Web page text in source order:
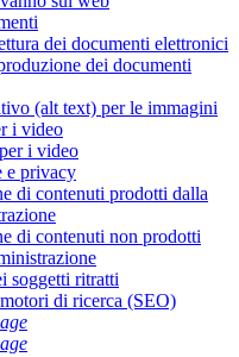
dei documenti elettronici
dei documenti
(alt text) per le immagini
i video
i video
e privacy
di contenuti prodotti dalla
di contenuti non prodotti
soggetti ritratti
di ricerca (SEO)